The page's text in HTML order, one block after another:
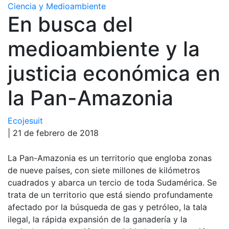
Ciencia y Medioambiente
En busca del
medioambiente y la
justicia económica en
la Pan-Amazonia
Ecojesuit
| 21 de febrero de 2018
La Pan-Amazonia es un territorio que engloba zonas
de nueve países, con siete millones de kilómetros
cuadrados y abarca un tercio de toda Sudamérica. Se
trata de un territorio que está siendo profundamente
afectado por la búsqueda de gas y petróleo, la tala
ilegal, la rápida expansión de la ganadería y la